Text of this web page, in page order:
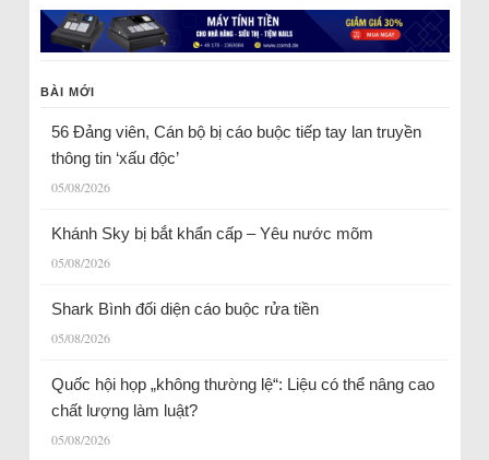
BÀI MỚI
56 Đảng viên, Cán bộ bị cáo buộc tiếp tay lan truyền
thông tin ‘xấu độc’
05/08/2026
Khánh Sky bị bắt khẩn cấp – Yêu nước mõm
05/08/2026
Shark Bình đối diện cáo buộc rửa tiền
05/08/2026
Quốc hội họp „không thường lệ“: Liệu có thể nâng cao
chất lượng làm luật?
05/08/2026